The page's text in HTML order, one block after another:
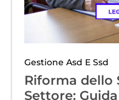
Gestione Asd E Ssd
Riforma dello
Settore: